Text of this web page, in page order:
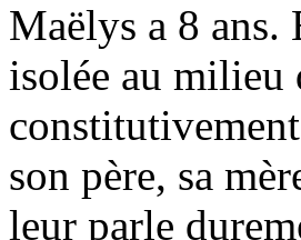
Maëlys a 8 ans.
isolée au milieu
son père, sa
leur parle